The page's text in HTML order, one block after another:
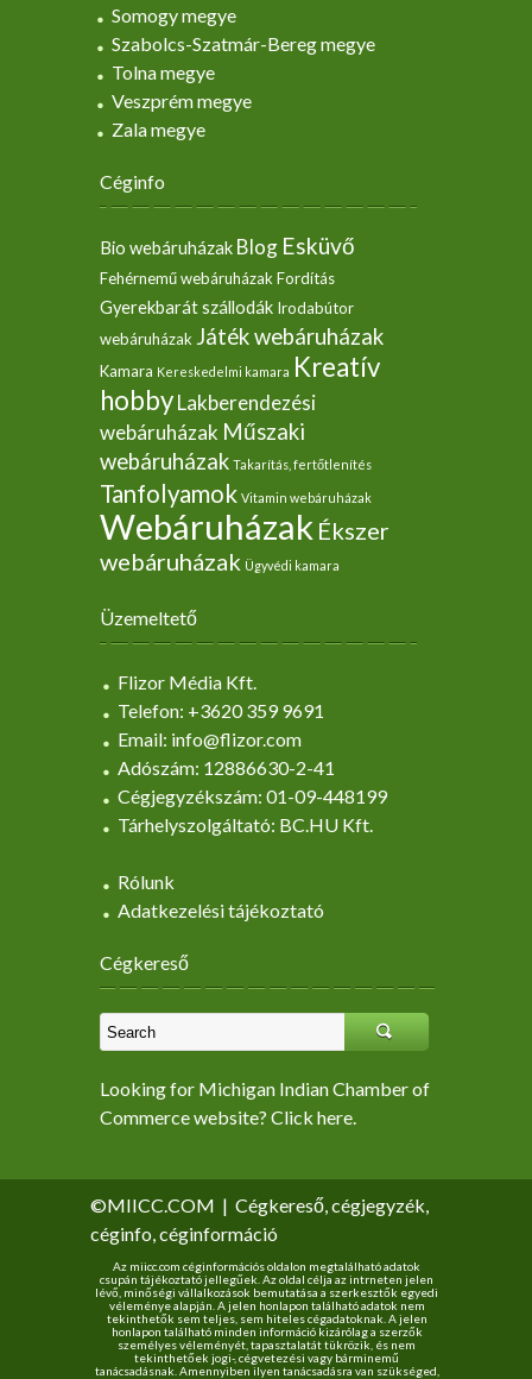
Somogy megye
Szabolcs-Szatmár-Bereg megye
Tolna megye
Veszprém megye
Zala megye
Céginfo
Bio webáruházak Blog Esküvő
Fehérnemű webáruházak Fordítás
Gyerekbarát szállodák Irodabútor
webáruházak Játék webáruházak
Kamara Kereskedelmi kamara Kreatív
hobbyLakberendezési
webáruházak Műszaki
webáruházak Takarítás, fertőtlenítés
Tanfolyamok Vitamin webáruházak
Webáruházak Ékszer
webáruházak Ügyvédi kamara
Üzemeltető
Flizor Média Kft.
Telefon: +3620 359 9691
Email: info@flizor.com
Adószám: 12886630-2-41
Cégjegyzékszám: 01-09-448199
Tárhelyszolgáltató: BC.HU Kft.
Rólunk
Adatkezelési tájékoztató
Cégkereső
Looking for Michigan Indian Chamber of
Commerce website? Click here.
©MIICC.COM | Cégkereső, cégjegyzék,
céginfo, céginformáció
Az miicc.com céginformációs oldalon megtalálható adatok
csupán tájékoztató jellegűek. Az oldal célja az intrneten jelen
lévő, minőségi vállalkozások bemutatása a szerkesztők egyedi
véleménye alapján. A jelen honlapon található adatok nem
tekinthetők sem teljes, sem hiteles cégadatoknak. A jelen
honlapon található minden információ kizárólag a szerzők
személyes véleményét, tapasztalatát tükrözik, és nem
tekinthetőek jogi-, cégvetezési vagy bárminemű
tanácsadásnak. Amennyiben ilyen tanácsadásra van szükséged,